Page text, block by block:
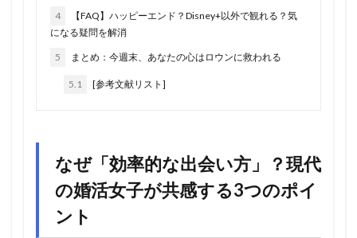
4
【FAQ】ハッピーエンド？Disney+以外で観れる？気
になる疑問を解消
5 まとめ：今週末、あなたの心はロウンに救われる
5.1 [参考文献リスト]
なぜ「効率的な出会い方」？現代
の婚活女子が共感する3つのポイ
ント